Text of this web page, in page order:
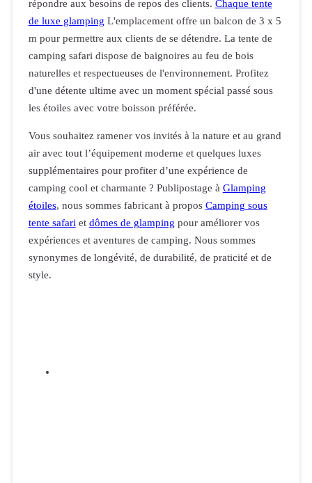
répondre aux besoins de repos des clients. Chaque tente
de luxe glamping L'emplacement offre un balcon de 3 x 5
m pour permettre aux clients de se détendre. La tente de
camping safari dispose de baignoires au feu de bois
naturelles et respectueuses de l'environnement. Profitez
d'une détente ultime avec un moment spécial passé sous
les étoiles avec votre boisson préférée.
Vous souhaitez ramener vos invités à la nature et au grand
air avec tout l’équipement moderne et quelques luxes
supplémentaires pour profiter d’une expérience de
camping cool et charmante ? Publipostage à Glamping
étoiles, nous sommes fabricant à propos Camping sous
tente safariet dômes de glamping pour améliorer vos
expériences et aventures de camping. Nous sommes
synonymes de longévité, de durabilité, de praticité et de
style.